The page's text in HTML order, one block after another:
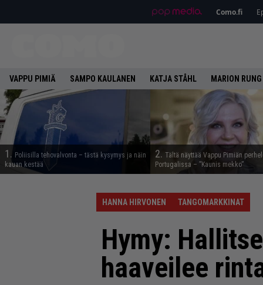
Como.fi
VAPPU PIMIÄ SAMPO KAULANEN KATJA STÅHL MARION RUNG
1. Poliisilla tehovalvonta – tästä kysymys ja näin
kauan kestää
2. Tältä näyttää Vappu Pimiän
Portugalissa – ”Kaunis mekko”
HANNA HIRVONEN TANGOMARKKINAT
Hymy:
haaveilee